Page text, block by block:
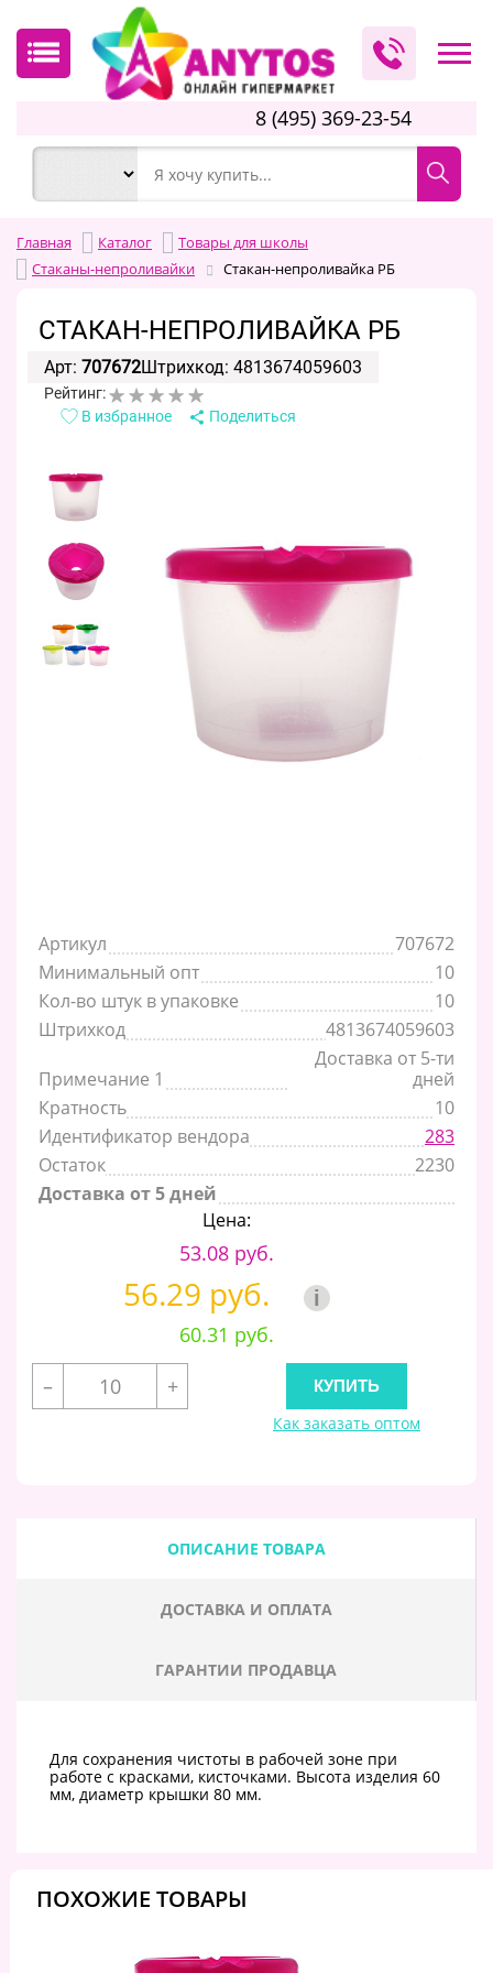
8 (495) 369-23-54
Главная Каталог
Товары для школы
Стаканы-непроливайки
Стакан-непроливайка РБ
СТАКАН-НЕПРОЛИВАЙКА РБ
Арт: 707672Штрихкод: 4813674059603
Рейтинг:
В избранное
Поделиться
Артикул
707672
Минимальный опт
10
Кол-во штук в упаковке
10
Штрихкод
4813674059603
Примечание 1
Доставка от 5-ти
дней
Кратность
10
Идентификатор вендора
283
Остаток
2230
Доставка от 5 дней
Цена:
53.08 руб.
56.29 руб. i
60.31 руб.
–
+
Как заказать оптом
ОПИСАНИЕ ТОВАРА
ДОСТАВКА И ОПЛАТА
ГАРАНТИИ ПРОДАВЦА
Для сохранения чистоты в рабочей зоне при
работе с красками, кисточками. Высота изделия 60
мм, диаметр крышки 80 мм.
ПОХОЖИЕ ТОВАРЫ